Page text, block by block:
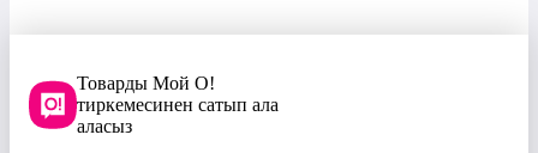
Товарды Мой О!
тиркемесинен сатып ала
аласыз